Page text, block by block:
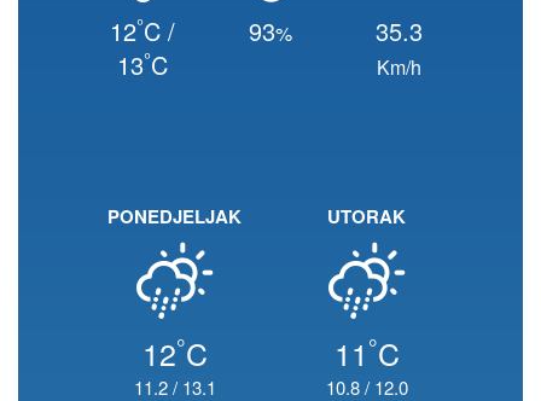
12°C /
13°C
93% 35.3
Km/h
PONEDJELJAK
12°C
11.2/ 13.1
UTORAK
11 °C
10.8/ 12.0